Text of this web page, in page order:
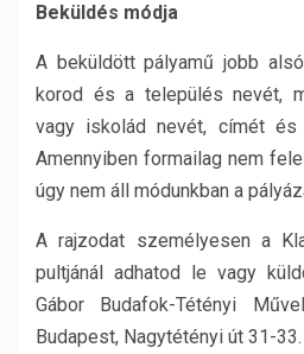
Beküldés módja
A beküldött pályamű jobb
korod és a település nevét,
vagy iskolád nevét, címét és
Amennyiben formailag nem
úgy nem áll módunkban a
A rajzodat személyesen a
pultjánál adhatod le vagy
Gábor Budafok-Tétényi
Budapest, Nagytétényi út 31-